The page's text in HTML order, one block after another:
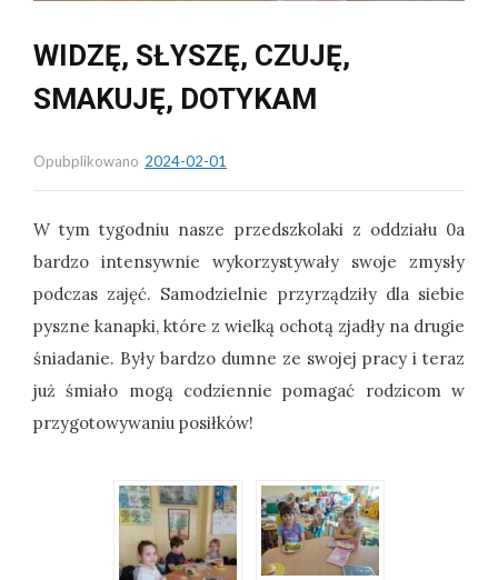
WIDZĘ, SŁYSZĘ, CZUJĘ,
SMAKUJĘ, DOTYKAM
Opubplikowano 2024-02-01
W tym tygodniu nasze przedszkolaki z oddziału 0a
bardzo intensywnie wykorzystywały swoje zmysły
podczas zajęć. Samodzielnie przyrządziły dla siebie
pyszne kanapki, które z wielką ochotą zjadły na drugie
śniadanie. Były bardzo dumne ze swojej pracy i teraz
już śmiało mogą codziennie pomagać rodzicom w
przygotowywaniu posiłków!